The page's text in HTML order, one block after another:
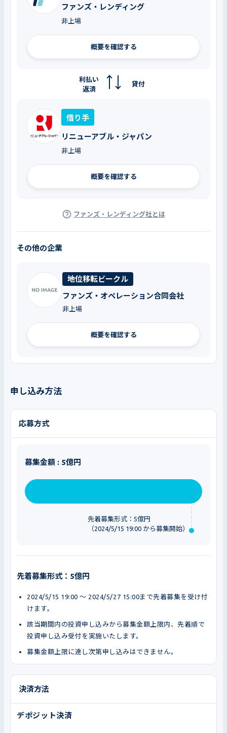
ファンズ・レンディング
非上場
概要を確認する
貸付
利払い
返済
借り手
リニューアブル・ジャパン
非上場
概要を確認する
ファンズ・レンディング社とは
その他の企業
地位移転ビークル
ファンズ・オペレーション合同会社
非上場
概要を確認する
申し込み方法
応募方式
募集金額 : 5億円
先着募集形式：5億円
（2024/5/15 19:00 から募集開始）
先着募集形式：5億円
2024/5/15 19:00 〜 2024/5/27 15:00まで先着募集を受け付
けます。
該当期間内の投資申し込みから募集金額上限内、先着順で
投資申し込み受付を実施いたします。
募集金額上限に達し次第申し込みはできません。
決済方法
デポジット決済